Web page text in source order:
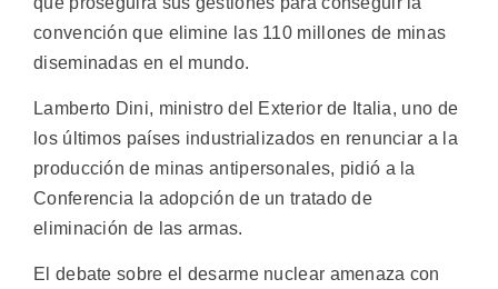
convención que elimine las 110 millones de minas
diseminadas en el mundo.
Lamberto Dini, ministro del Exterior de Italia, uno de
los últimos países industrializados en renunciar a la
producción de minas antipersonales, pidió a la
Conferencia la adopción de un tratado de
eliminación de las armas.
El debate sobre el desarme nuclear amenaza con